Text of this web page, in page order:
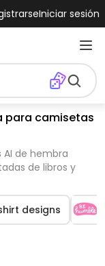
Iniciar sesión
para camisetas
de hembra
de libros y
designs